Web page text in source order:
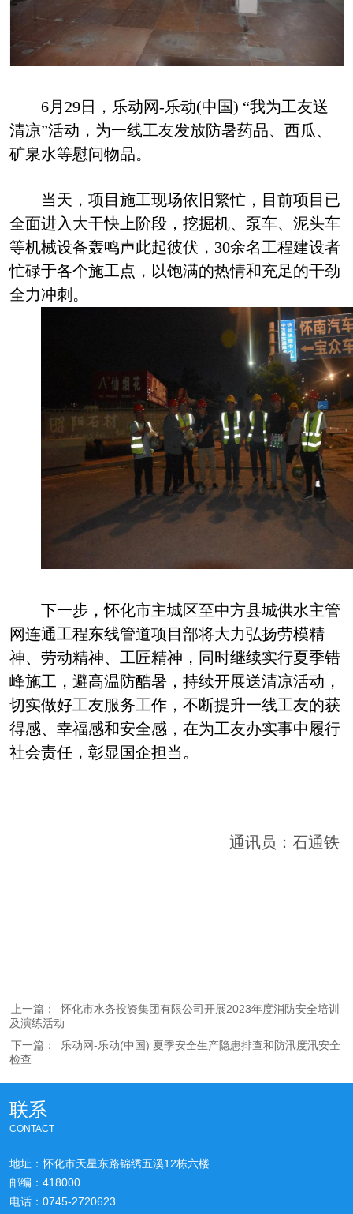
6月29日 ， 乐动网-乐动(中国) “我为工友送
清凉”活动，为一线工友发放防暑药品、西瓜、
矿泉水等慰问物品。
当天，项目施工现场依旧繁忙，目前项目已
全面进入大干快上阶段，挖掘机、泵车、泥头车
等机械设备轰鸣声此起彼伏， 30余名工程建设者
忙碌于各个施工点，以饱满的热情和充足的干劲
全力冲刺 。
下一步 ，怀化市主城区至中方县城供水主管
网连通工程东线管道项目部将大力弘扬劳模精
神、劳动精神、工匠精神，同时继续实行夏季错
峰施工，避高温防酷暑，持续开展送清凉活动，
切实做好工友服务工作，不断提升一线工友的获
得感、幸福感和安全感，在为工友办实事中履行
社会责任，彰显 国企担当。
通讯员：石通铁
上一篇：
怀化市水务投资集团有限公司开展2023年度消防安全培训
及演练活动
下一篇：
乐动网-乐动(中国) 夏季安全生产隐患排查和防汛度汛安全
检查
联系
CONTACT
地址：怀化市天星东路锦绣五溪12栋六楼
邮编：418000
电话：0745-2720623